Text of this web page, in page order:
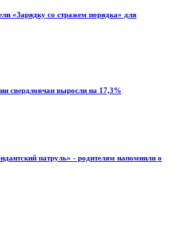
«Зарядку со стражем порядка» для
свердловчан выросли на 17,3%
патруль» - родителям напомнили о